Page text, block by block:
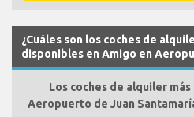
¿Cuáles son los coches de
disponibles en Amigo en
Los coches de alquiler
Aeropuerto de Juan